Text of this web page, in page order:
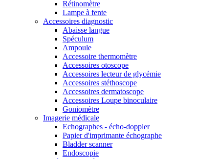
Rétinomètre
Lampe à fente
Accessoires diagnostic
Abaisse langue
Spéculum
Ampoule
Accessoire thermomètre
Accessoires otoscope
Accessoires lecteur de glycémie
Accessoires stéthoscope
Accessoires dermatoscope
Accessoires Loupe binoculaire
Goniomètre
Imagerie médicale
Echographes - écho-doppler
Papier d'imprimante échographe
Bladder scanner
Endoscopie